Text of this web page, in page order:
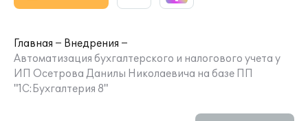
Главная
Внедрения
Автоматизация бухгалтерского и налогового учета у
ИП Осетрова Данилы Николаевича на базе ПП
"1С:Бухгалтерия 8"